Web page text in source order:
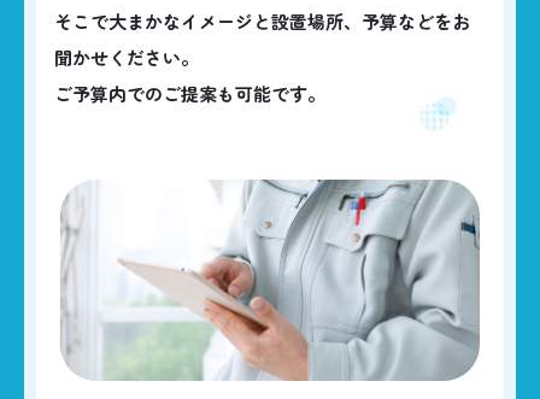
そこで大まかなイメージと設置場所、予算などをお
聞かせください。
ご予算内でのご提案も可能です。